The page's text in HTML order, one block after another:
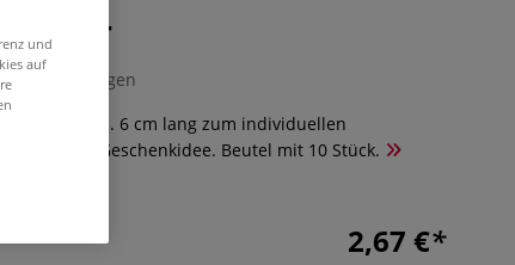
0 Bewertungen
aus Metall, ca. 6 cm lang zum individuellen
eine tolle Geschenkidee. Beutel mit 10 Stück.
2,67 €
und
auf